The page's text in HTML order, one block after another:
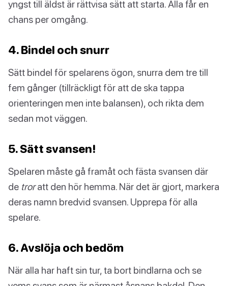
yngst till äldst är rättvisa sätt att starta. Alla får en
chans per omgång.
4. Bindel och snurr
Sätt bindel för spelarens ögon, snurra dem tre till
fem gånger (tillräckligt för att de ska tappa
orienteringen men inte balansen), och rikta dem
sedan mot väggen.
5. Sätt svansen!
Spelaren måste gå framåt och fästa svansen där
de troratt den hör hemma. När det är gjort, markera
deras namn bredvid svansen. Upprepa för alla
spelare.
6. Avslöja och bedöm
När alla har haft sin tur, ta bort bindlarna och se